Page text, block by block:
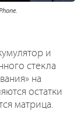
и
стекла
на
остатки
матрица.